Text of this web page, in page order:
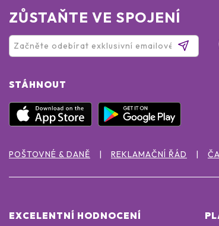
ZŮSTAŇTE VE SPOJENÍ
STÁHNOUT
POŠTOVNÉ & DANĚ REKLAMAČNÍ ŘÁD
EXCELENTNÍ HODNOCENÍ